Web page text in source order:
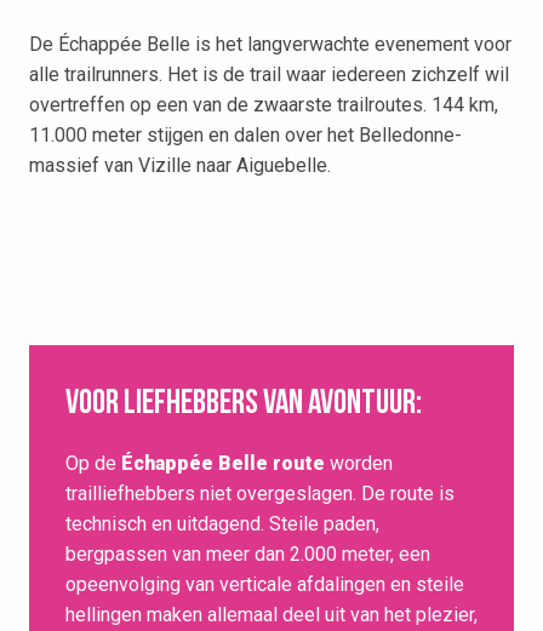
De Échappée Belle is het langverwachte evenement voor
alle trailrunners. Het is de trail waar iedereen zichzelf wil
overtreffen op een van de zwaarste trailroutes. 144 km,
11.000 meter stijgen en dalen over het Belledonne-
massief van Vizille naar Aiguebelle.
Voor liefhebbers van avontuur:
Op de Échappée Belle route worden
trailliefhebbers niet overgeslagen. De route is
technisch en uitdagend. Steile paden,
bergpassen van meer dan 2.000 meter, een
opeenvolging van verticale afdalingen en steile
hellingen maken allemaal deel uit van het plezier,